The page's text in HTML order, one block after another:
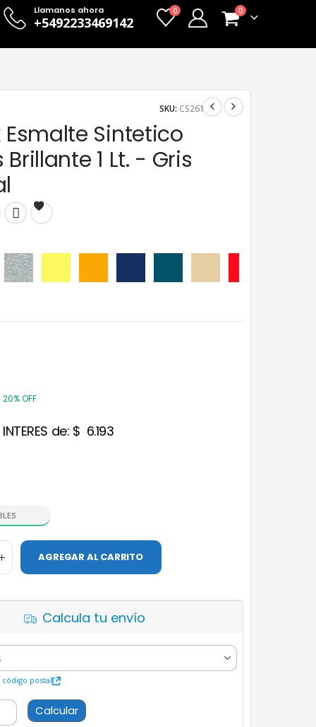
Llamanos ahora
+5492233469142
0 0
Esmalte Sintetico
1 Lt. - Gris
SKU: CS261
Aluminio Amarillo
20% OFF
de: $ 6.193
AGREGAR AL CARRITO
Calcula tu envío
postal
Calcular